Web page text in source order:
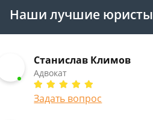
Наши лучшие юристы
Станислав Климов
Адвокат
Задать вопрос